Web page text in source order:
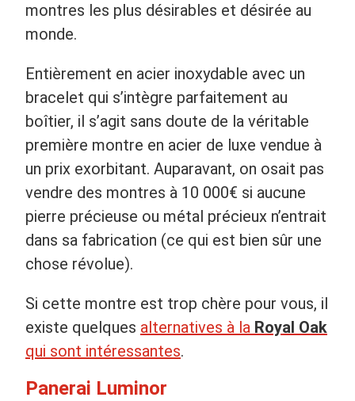
montres les plus désirables et désirée au
monde.
Entièrement en acier inoxydable avec un
bracelet qui s’intègre parfaitement au
boîtier, il s’agit sans doute de la véritable
première montre en acier de luxe vendue à
un prix exorbitant. Auparavant, on osait pas
vendre des montres à 10 000€ si aucune
pierre précieuse ou métal précieux n’entrait
dans sa fabrication (ce qui est bien sûr une
chose révolue).
Si cette montre est trop chère pour vous, il
existe quelques alternatives à la Royal Oak
qui sont intéressantes.
Panerai Luminor